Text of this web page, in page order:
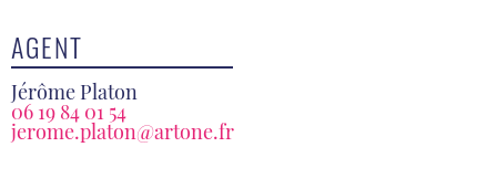
AGENT
Jérôme Platon
06 19 84 01 54
jerome.platon@artone.fr